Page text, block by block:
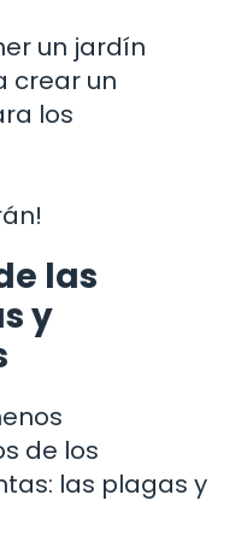
un jardín
crear un
los
las
y
de los
las plagas y